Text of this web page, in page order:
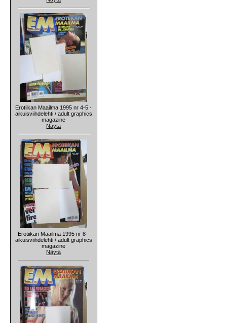
Erotiikan Maailma 1995 nr 4-5 -
aikuisviihdelehti / adult graphics
magazine
Näytä
Erotiikan Maailma 1995 nr 8 -
aikuisviihdelehti / adult graphics
magazine
Näytä